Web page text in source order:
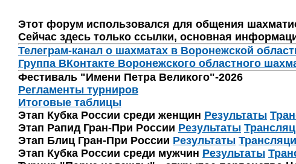
Этот форум использовался для общения
Сейчас здесь только ссылки, основная
Телеграм-канал о шахматах в Воронежской
Группа ВКонтакте Воронежского областного
Фестиваль "Имени Петра Великого"-2026
Регламенты турниров
Итоговые таблицы
Этап Кубка России среди женщин Результаты
Этап Рапид Гран-При России Результаты
Этап Блиц Гран-При России Результаты
Этап Кубка России среди мужчин Результаты